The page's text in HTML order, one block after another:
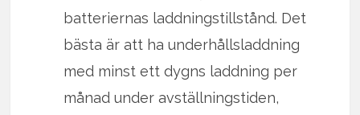
batteriernas laddningstillstånd. Det
bästa är att ha underhållsladdning
med minst ett dygns laddning per
månad under avställningstiden,